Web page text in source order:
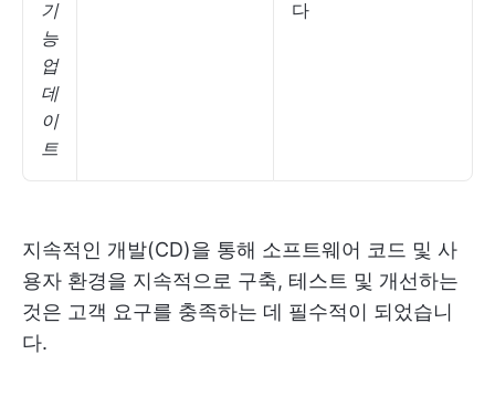
기
능
업
데
이
트
다
지속적인 개발(CD)을 통해 소프트웨어 코드 및 사
용자 환경을 지속적으로 구축, 테스트 및 개선하는
것은 고객 요구를 충족하는 데 필수적이 되었습니
다.